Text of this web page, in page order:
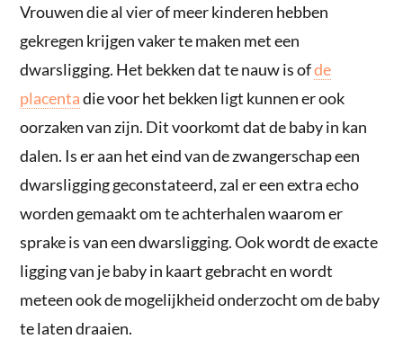
Vrouwen die al vier of meer kinderen hebben
gekregen krijgen vaker te maken met een
dwarsligging. Het bekken dat te nauw is ofde
placentadie voor het bekken ligt kunnen er ook
oorzaken van zijn. Dit voorkomt dat de baby in kan
dalen. Is er aan het eind van de zwangerschap een
dwarsligging geconstateerd, zal er een extra echo
worden gemaakt om te achterhalen waarom er
sprake is van een dwarsligging. Ook wordt de exacte
ligging van je baby in kaart gebracht en wordt
meteen ook de mogelijkheid onderzocht om de baby
te laten draaien.